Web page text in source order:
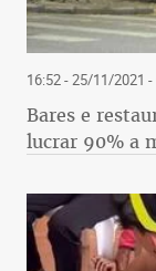
16:52 - 25/11/2021 -
Bares e
lucrar 90% a